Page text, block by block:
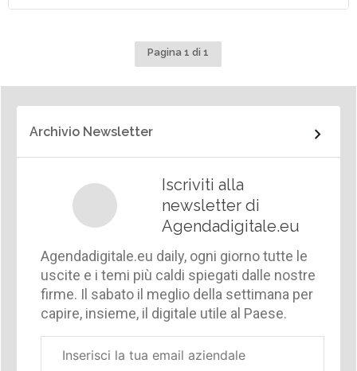
Pagina 1 di 1
Archivio Newsletter
Iscriviti alla
newsletter di
Agendadigitale.eu
Agendadigitale.eu daily, ogni giorno tutte le
uscite e i temi più caldi spiegati dalle nostre
firme. Il sabato il meglio della settimana per
capire, insieme, il digitale utile al Paese.
aziendale